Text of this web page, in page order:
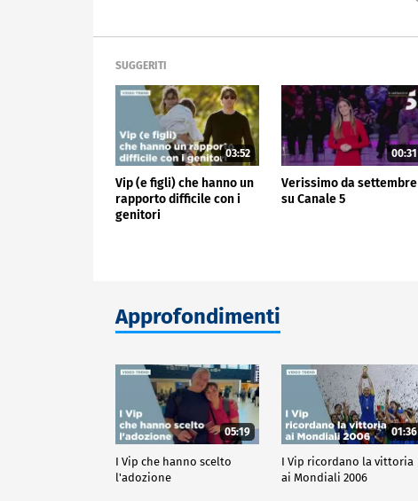
SUGGERITI
03:52
Vip (e figli) che hanno un
rapporto difficile con i
genitori
00:31
Verissimo da settembre
su Canale 5
Approfondimenti
05:19
I Vip che hanno scelto
l'adozione
01:36
I Vip ricordano la vittoria
ai Mondiali 2006